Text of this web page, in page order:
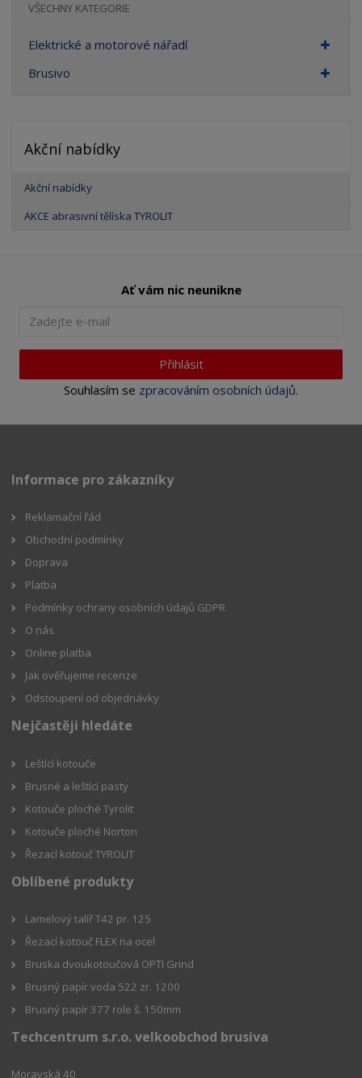
VŠECHNY KATEGORIE
Elektrické a motorové nářadí
Brusivo
Akční nabídky
Akční nabídky
AKCE abrasivní tělíska TYROLIT
Ať vám nic neunikne
Přihlásit
Souhlasím se zpracováním osobních údajů.
Informace pro zákazníky
Reklamační řád
Obchodní podmínky
Doprava
Platba
Podmínky ochrany osobních údajů GDPR
O nás
Online platba
Jak ověřujeme recenze
Odstoupení od objednávky
Nejčastěji hledáte
Leštící kotouče
Brusné a leštící pasty
Kotouče ploché Tyrolit
Kotouče ploché Norton
Řezací kotouč TYROLIT
Oblíbené produkty
Lamelový talíř T42 pr. 125
Řezací kotouč FLEX na ocel
Bruska dvoukotoučová OPTI Grind
Brusný papír voda 522 zr. 1200
Brusný papír 377 role š. 150mm
Techcentrum s.r.o. velkoobchod brusiva
Moravská 40